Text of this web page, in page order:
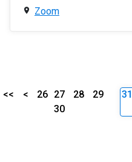
Zoom
<< < 26 27 28
29
30
31